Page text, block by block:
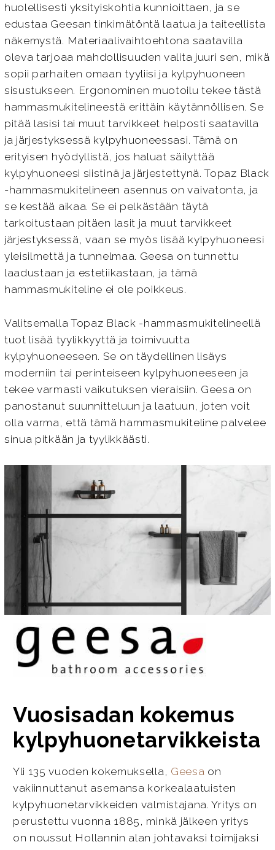
huolellisesti yksityiskohtia kunnioittaen, ja se
edustaa Geesan tinkimätöntä laatua ja taiteellista
näkemystä. Materiaalivaihtoehtona saatavilla
oleva tarjoaa mahdollisuuden valita juuri sen, mikä
sopii parhaiten omaan tyyliisi ja kylpyhuoneen
sisustukseen. Ergonominen muotoilu tekee tästä
hammasmukitelineestä erittäin käytännöllisen. Se
pitää lasisi tai muut tarvikkeet helposti saatavilla
ja järjestyksessä kylpyhuoneessasi. Tämä on
erityisen hyödyllistä, jos haluat säilyttää
kylpyhuoneesi siistinä ja järjestettynä. Topaz Black
-hammasmukitelineen asennus on vaivatonta, ja
se kestää aikaa. Se ei pelkästään täytä
tarkoitustaan pitäen lasit ja muut tarvikkeet
järjestyksessä, vaan se myös lisää kylpyhuoneesi
yleisilmettä ja tunnelmaa. Geesa on tunnettu
laadustaan ja estetiikastaan, ja tämä
hammasmukiteline ei ole poikkeus.
Valitsemalla Topaz Black -hammasmukitelineellä
tuot lisää tyylikkyyttä ja toimivuutta
kylpyhuoneeseen. Se on täydellinen lisäys
moderniin tai perinteiseen kylpyhuoneeseen ja
tekee varmasti vaikutuksen vieraisiin. Geesa on
panostanut suunnitteluun ja laatuun, joten voit
olla varma, että tämä hammasmukiteline palvelee
sinua pitkään ja tyylikkäästi.
Vuosisadan kokemus
kylpyhuonetarvikkeista
Yli 135 vuoden kokemuksella, Geesa on
vakiinnuttanut asemansa korkealaatuisten
kylpyhuonetarvikkeiden valmistajana. Yritys on
perustettu vuonna 1885, minkä jälkeen yritys
on noussut Hollannin alan johtavaksi toimijaksi